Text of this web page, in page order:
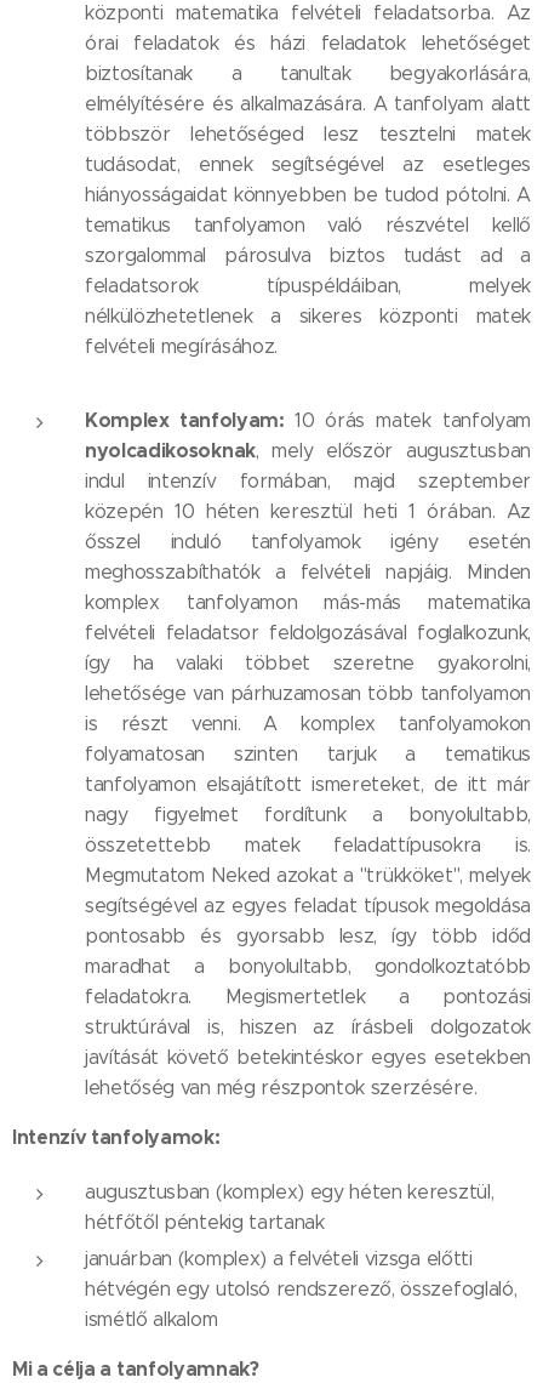
központi matematika felvételi feladatsorba. Az
órai feladatok és házi feladatok lehetőséget
biztosítanak a tanultak begyakorlására,
elmélyítésére és alkalmazására. A tanfolyam alatt
többször lehetőséged lesz tesztelni matek
tudásodat, ennek segítségével az esetleges
hiányosságaidat könnyebben be tudod pótolni. A
tematikus tanfolyamon való részvétel kellő
szorgalommal párosulva biztos tudást ad a
feladatsorok típuspéldáiban, melyek
nélkülözhetetlenek a sikeres központi matek
felvételi megírásához.
Komplex tanfolyam: 10 órás matek tanfolyam
nyolcadikosoknak, mely először augusztusban
indul intenzív formában, majd szeptember
közepén 10 héten keresztül heti 1 órában. Az
ősszel induló tanfolyamok igény esetén
meghosszabíthatók a felvételi napjáig. Minden
komplex tanfolyamon más-más matematika
felvételi feladatsor feldolgozásával foglalkozunk,
így ha valaki többet szeretne gyakorolni,
lehetősége van párhuzamosan több tanfolyamon
is részt venni. A komplex tanfolyamokon
folyamatosan szinten tarjuk a tematikus
tanfolyamon elsajátított ismereteket, de itt már
nagy figyelmet fordítunk a bonyolultabb,
összetettebb matek feladattípusokra is.
Megmutatom Neked azokat a "trükköket", melyek
segítségével az egyes feladat típusok megoldása
pontosabb és gyorsabb lesz, így több időd
maradhat a bonyolultabb, gondolkoztatóbb
feladatokra. Megismertetlek a pontozási
struktúrával is, hiszen az írásbeli dolgozatok
javítását követő betekintéskor egyes esetekben
lehetőség van még részpontok szerzésére.
Intenzív tanfolyamok:
augusztusban (komplex) egy héten keresztül,
hétfőtől péntekig tartanak
januárban (komplex) a felvételi vizsga előtti
hétvégén egy utolsó rendszerező, összefoglaló,
ismétlő alkalom
Mi a célja a tanfolyamnak?